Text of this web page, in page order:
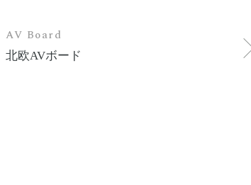
AV Board
北欧AVボード